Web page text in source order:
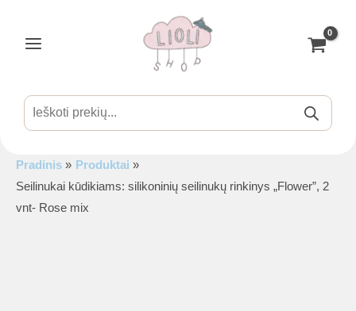
turinio
Products
search
Pradinis
Produktai
Seilinukai kūdikiams: silikoninių seilinukų rinkinys „Flower”, 2
vnt- Rose mix